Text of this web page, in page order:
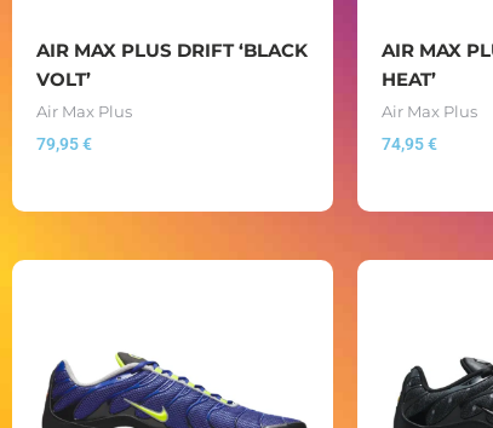
AIR MAX PLUS DRIFT ‘BLACK
VOLT’
Air Max Plus
79,95€
AIR MAX
HEAT’
Air Max Plus
74,95€